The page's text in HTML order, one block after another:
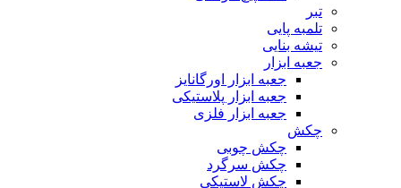
تبر
تلمبه پایی
تیشه بنایی
جعبه ابزار
جعبه ابزار اورگانایز
جعبه ابزار پلاستیکی
جعبه ابزار فلزی
چکش
چکش چوبی
چکش سرگرد
چکش لاستیکی